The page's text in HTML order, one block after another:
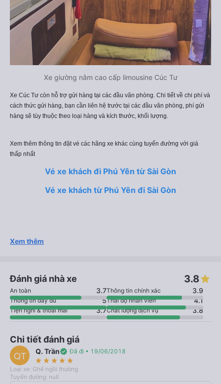
Xe giường nằm cao cấp limousine Cúc Tư
Xe Cúc Tư còn hỗ trợ gửi hàng tại các đầu văn phòng. Chi tiết về chi phí và
cách thức gửi hàng, bạn cần liên hệ trước tại các đầu văn phòng, phí gửi
hàng sẽ tùy thuộc theo loại hàng và kích thước, khối lượng.
Xem thêm thông tin đặt vé các hãng xe khác cùng tuyến đường với giá
thấp nhất
Vé xe khách đi Phú Yên từ Sài Gòn
Vé xe khách từ Phú Yên đi Sài Gòn
Xem thêm
Đánh giá nhà xe 3.8
An toàn 3.7Thông tin chính xác 3.9
Thông tin đầy đủ 5Thái độ nhân viên 4.1
Tiện nghi & thoải mái 3.7Chất lượng dịch vụ 3.8
Chi tiết đánh giá
QT Q. Trầnverified Đã đi • 19/06/2018
star_rate star_rate star_rate star_rate star_rate
Loại xe: Ghế ngồi thường
Tuyến đường: null